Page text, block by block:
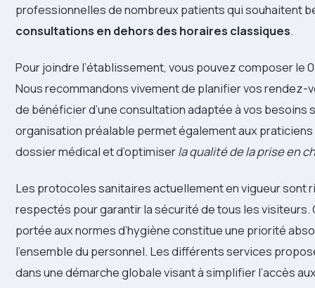
professionnelles de nombreux patients qui souhaitent
consultations en dehors des horaires classiques.
Pour joindre l’établissement, vous pouvez composer le
Nous recommandons vivement de planifier vos rendez-
de bénéficier d’une consultation adaptée à vos
organisation préalable permet également aux
dossier médical et d’optimiserla qualité de la prise en
Les protocoles sanitaires actuellement en vigueur sont
respectés pour garantir la sécurité de tous les
portée aux normes d’hygiène constitue une priorité
l’ensemble du personnel. Les différents services
dans une démarche globale visant à simplifier l’accès